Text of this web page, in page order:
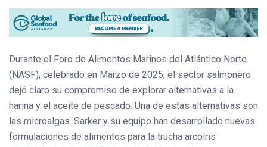
Durante el Foro de Alimentos Marinos del Atlántico Norte
(NASF), celebrado en Marzo de 2025, el sector salmonero
dejó claro su compromiso de explorar alternativas a la
harina y el aceite de pescado. Una de estas alternativas son
las microalgas. Sarker y su equipo han desarrollado nuevas
formulaciones de alimentos para la trucha arcoíris